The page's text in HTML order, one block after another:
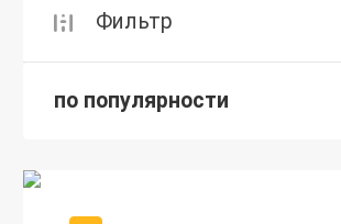
Фильтр
по популярности